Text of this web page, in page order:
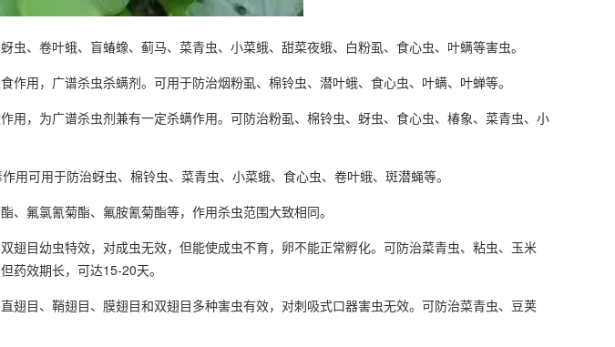
、卷叶蛾、盲蝽蟓、蓟马、菜青虫、小菜蛾、甜菜夜蛾、白粉虱、食心虫、叶螨等害虫。
用，广谱杀虫杀螨剂。可用于防治烟粉虱、棉铃虫、潜叶蛾、食心虫、叶螨、叶蝉等。
，为广谱杀虫剂兼有一定杀螨作用。可防治粉虱、棉铃虫、蚜虫、食心虫、椿象、菜青虫、小
可用于防治蚜虫、棉铃虫、菜青虫、小菜蛾、食心虫、卷叶蛾、斑潜蝇等。
氟氯氰菊酯、氟胺氰菊酯等，作用杀虫范围大致相同。
目幼虫特效，对成虫无效，但能使成虫不育，卵不能正常孵化。可防治菜青虫、粘虫、玉米
药效期长，可达15-20天。
目、鞘翅目、膜翅目和双翅目多种害虫有效，对刺吸式口器害虫无效。可防治菜青虫、豆荚